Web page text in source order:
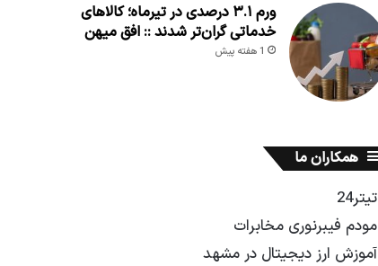
ورم ۳.۱ درصدی در تیرماه؛ کالاهای
خدماتی گران‌تر شدند :: افق میهن
1 هفته پیش
همکاران ما
تیتر24
مودم فیبرنوری مخابرات
آموزش ارز دیجیتال در مشهد